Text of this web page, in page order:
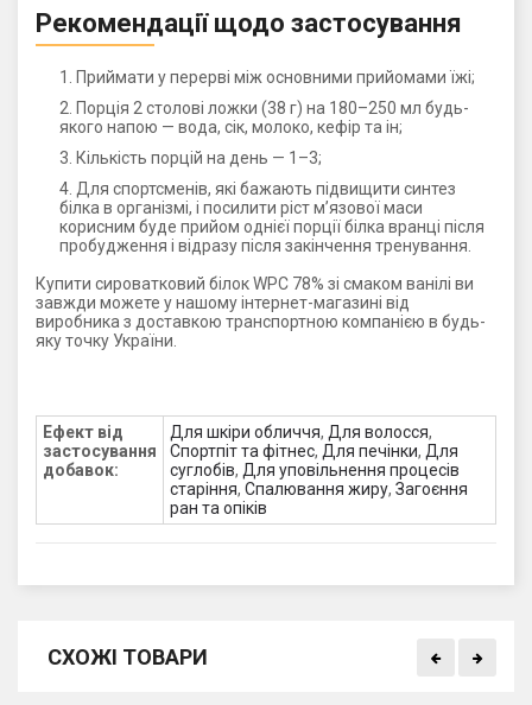
Рекомендації щодо застосування
Приймати у перерві між основними прийомами їжі;
Порція 2 столові ложки (38 г) на 180–250 мл будь-
якого напою — вода, сік, молоко, кефір та ін;
Кількість порцій на день — 1–3;
Для спортсменів, які бажають підвищити синтез
білка в організмі, і посилити ріст м’язової маси
корисним буде прийом однієї порції білка вранці після
пробудження і відразу після закінчення тренування.
Купити сироватковий білок WPC 78% зі смаком ванілі ви
завжди можете у нашому інтернет-магазині від
виробника з доставкою транспортною компанією в будь-
яку точку України.
Ефект від
застосування
добавок:
Для шкіри обличчя, Для волосся,
Спортпіт та фітнес, Для печінки, Для
суглобів, Для уповільнення процесів
старіння, Спалювання жиру, Загоєння
ран та опіків
СХОЖІ ТОВАРИ